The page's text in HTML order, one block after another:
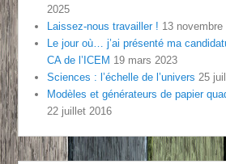
2025
Laissez-nous travailler ! 13 novembre
Le jour où… j’ai présenté ma
CA de l’ICEM 19 mars 2023
Sciences : l’échelle de l’univers 25
Modèles et générateurs de papier
22 juillet 2016